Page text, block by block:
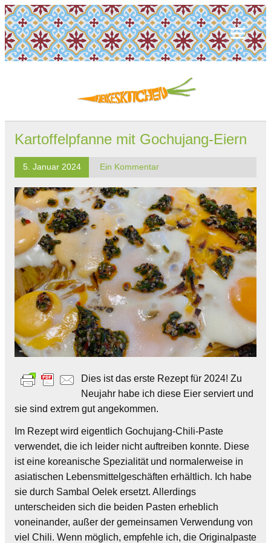
Kartoffelpfanne mit Gochujang-Eiern
5. Januar 2024 Ein Kommentar
Dies ist das erste Rezept für 2024! Zu
Neujahr habe ich diese Eier serviert und
sie sind extrem gut angekommen.
Im Rezept wird eigentlich Gochujang-Chili-Paste
verwendet, die ich leider nicht auftreiben konnte. Diese
ist eine koreanische Spezialität und normalerweise in
asiatischen Lebensmittelgeschäften erhältlich. Ich habe
sie durch Sambal Oelek ersetzt. Allerdings
unterscheiden sich die beiden Pasten erheblich
voneinander, außer der gemeinsamen Verwendung von
viel Chili. Wenn möglich, empfehle ich, die Originalpaste